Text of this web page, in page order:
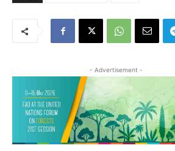
- Advertisement -